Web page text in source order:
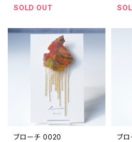
SOLD OUT
ブローチ 0020
ブ